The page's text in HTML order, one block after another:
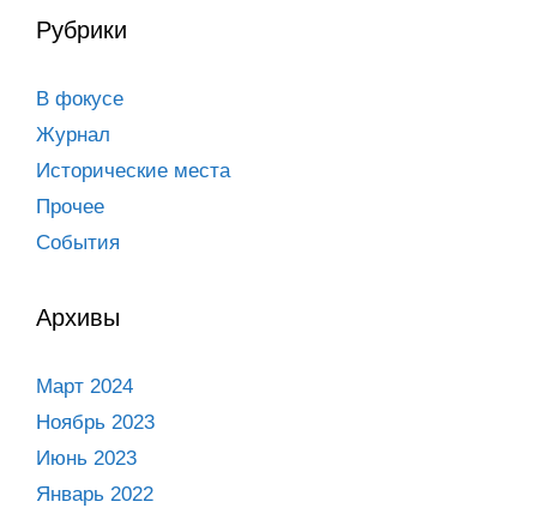
Рубрики
В фокусе
Журнал
Исторические места
Прочее
События
Архивы
Март 2024
Ноябрь 2023
Июнь 2023
Январь 2022